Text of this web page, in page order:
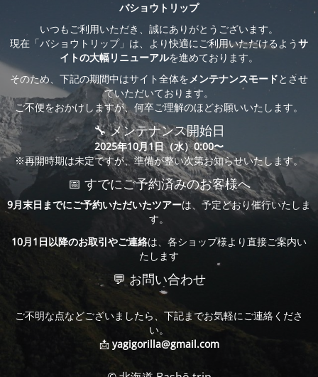
バショウトリップ
いつもご利用いただき、誠にありがとうございます。
現在「バショウトリップ」は、より快適にご利用いただけるようサ
イトの大幅リニューアルを進めております。
そのため、下記の期間中はサイト全体をメンテナンスモードとさせ
ていただいております。
ご不便をおかけしますが、何卒ご理解のほどお願いいたします。
🔧 メンテナンス開始日
2025年10月1日（水）0:00〜
※再開時期は未定ですが、準備が整い次第お知らせいたします。
📅 すでにご予約済みのお客様へ
9月末日までにご予約いただいたツアーは、予定どおり催行いたしま
す。
10月1日以降のお取引やご連絡は、各ショップ様より直接ご案内い
たします
💬 お問い合わせ
ご不明な点などございましたら、下記までお気軽にご連絡くださ
い。
📩 yagigorilla@gmail.com